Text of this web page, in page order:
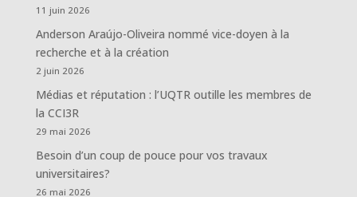
11 juin 2026
Anderson Araújo-Oliveira nommé vice-doyen à la
recherche et à la création
2 juin 2026
Médias et réputation : l’UQTR outille les membres de
la CCI3R
29 mai 2026
Besoin d’un coup de pouce pour vos travaux
universitaires?
26 mai 2026